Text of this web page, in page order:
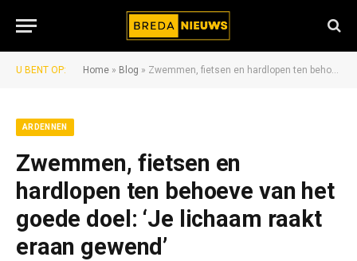
U BENT OP: Home » Blog » Zwemmen, fietsen en hardlopen ten behoeve van het goede doel: ‘Je lichaam raakt eraan gewend’
ARDENNEN
Zwemmen, fietsen en
hardlopen ten behoeve van het
goede doel: ‘Je lichaam raakt
eraan gewend’